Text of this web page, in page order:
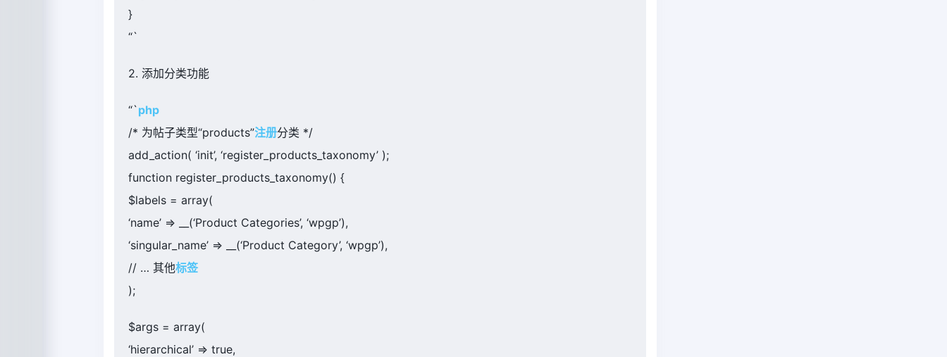
}
“`
2. 添加分类功能
“`php
/* 为帖子类型“products”注册分类 */
add_action( ‘init’, ‘register_products_taxonomy’ );
function register_products_taxonomy() {
$labels = array(
‘name’ => __(‘Product Categories’, ‘wpgp’),
‘singular_name’ => __(‘Product Category’, ‘wpgp’),
// … 其他标签
);
$args = array(
‘hierarchical’ => true,